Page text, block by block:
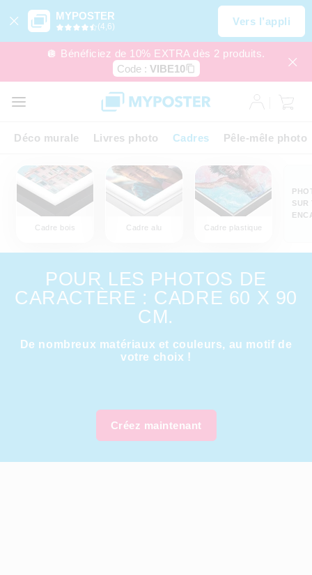
MYPOSTER
(4,6) Vers l’appli
🪩 Bénéficiez de 10% EXTRA dès 2 produits.
Code : VIBE10
Déco murale Livres photo Cadres Pêle-mêle photo
Cadre bois Cadre alu Cadre plastique
SUR
POUR LES PHOTOS DE
CARACTÈRE : CADRE 60 X 90
CM.
De nombreux matériaux et couleurs, au motif de
votre choix !
Créez maintenant